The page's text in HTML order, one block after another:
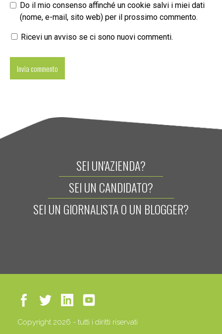
Do il mio consenso affinché un cookie salvi i miei dati
(nome, e-mail, sito web) per il prossimo commento.
Ricevi un avviso se ci sono nuovi commenti.
SEI UN'AZIENDA?
SEI UN CANDIDATO?
SEI UN GIORNALISTA O UN BLOGGER?
Copyright 2026 - tutti i diritti riservati